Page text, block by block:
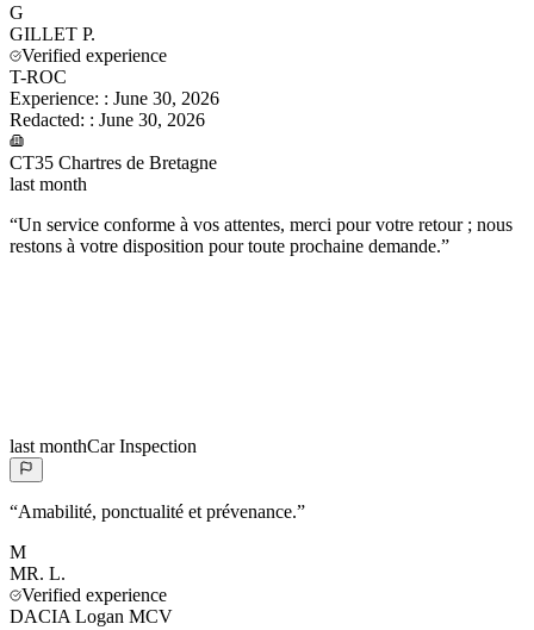
G
GILLET P.
Verified experience
T-ROC
Experience: : June 30, 2026
Redacted: : June 30, 2026
CT35 Chartres de Bretagne
last month
“Un service conforme à vos attentes, merci pour votre retour ; nous
restons à votre disposition pour toute prochaine demande.”
last monthCar Inspection
“Amabilité, ponctualité et prévenance.”
M
MR. L.
Verified experience
DACIA Logan MCV